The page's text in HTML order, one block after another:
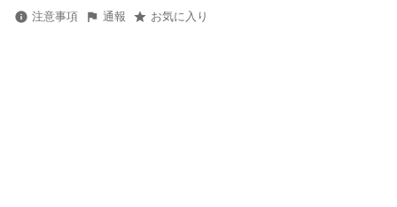
注意事項 通報 お気に入り